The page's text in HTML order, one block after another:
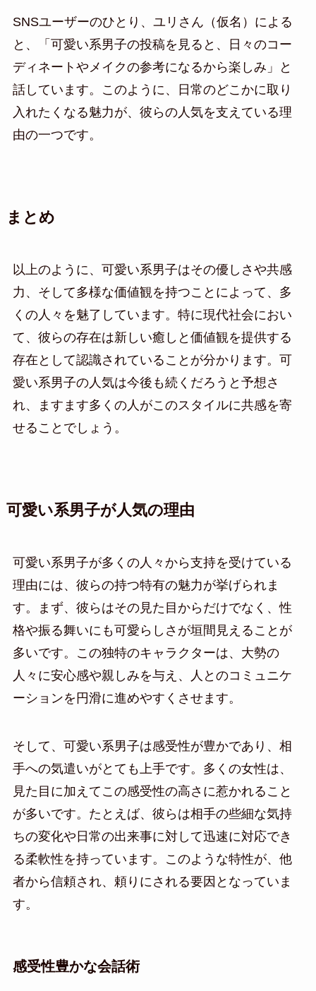
SNSユーザーのひとり、ユリさん（仮名）による
と、「可愛い系男子の投稿を見ると、日々のコー
ディネートやメイクの参考になるから楽しみ」と
話しています。このように、日常のどこかに取り
入れたくなる魅力が、彼らの人気を支えている理
由の一つです。
まとめ
以上のように、可愛い系男子はその優しさや共感
力、そして多様な価値観を持つことによって、多
くの人々を魅了しています。特に現代社会におい
て、彼らの存在は新しい癒しと価値観を提供する
存在として認識されていることが分かります。可
愛い系男子の人気は今後も続くだろうと予想さ
れ、ますます多くの人がこのスタイルに共感を寄
せることでしょう。
可愛い系男子が人気の理由
可愛い系男子が多くの人々から支持を受けている
理由には、彼らの持つ特有の魅力が挙げられま
す。まず、彼らはその見た目からだけでなく、性
格や振る舞いにも可愛らしさが垣間見えることが
多いです。この独特のキャラクターは、大勢の
人々に安心感や親しみを与え、人とのコミュニケ
ーションを円滑に進めやすくさせます。
そして、可愛い系男子は感受性が豊かであり、相
手への気遣いがとても上手です。多くの女性は、
見た目に加えてこの感受性の高さに惹かれること
が多いです。たとえば、彼らは相手の些細な気持
ちの変化や日常の出来事に対して迅速に対応でき
る柔軟性を持っています。このような特性が、他
者から信頼され、頼りにされる要因となっていま
す。
感受性豊かな会話術